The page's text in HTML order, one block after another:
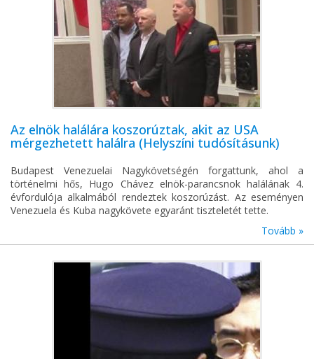
Az elnök halálára koszorúztak, akit az USA
mérgezhetett halálra (Helyszíni tudósításunk)
Budapest Venezuelai Nagykövetségén forgattunk, ahol a
történelmi hős, Hugo Chávez elnök-parancsnok halálának 4.
évfordulója alkalmából rendeztek koszorúzást. Az eseményen
Venezuela és Kuba nagykövete egyaránt tiszteletét tette.
Tovább »